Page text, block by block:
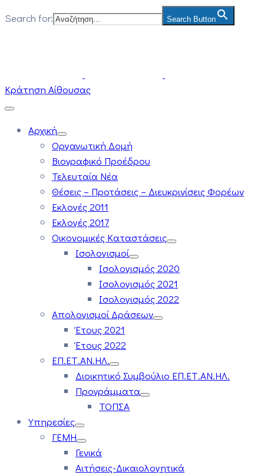
Search for: Search Button
Κράτηση Αίθουσας
Αρχική
Οργανωτική Δομή
Βιογραφικό Προέδρου
Τελευταία Νέα
Θέσεις – Προτάσεις – Διευκρινίσεις Φορέων
Εκλογές 2011
Εκλογές 2017
Οικονομικές Καταστάσεις
Ισολογισμοί
Ισολογισμός 2020
Ισολογισμός 2021
Ισολογισμός 2022
Απολογισμοί Δράσεων
Έτους 2021
Έτους 2022
ΕΠ.ΕΤ.ΑΝ.ΗΛ.
Διοικητικό Συμβούλιο ΕΠ.ΕΤ.ΑΝ.ΗΛ.
Προγράμματα
ΤΟΠΣΑ
Υπηρεσίες
ΓΕΜΗ
Γενικά
Αιτήσεις-Δικαιολογητικά